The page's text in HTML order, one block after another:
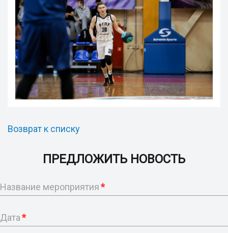
Возврат к списку
ПРЕДЛОЖИТЬ НОВОСТЬ
Название мероприятия*
Дата*